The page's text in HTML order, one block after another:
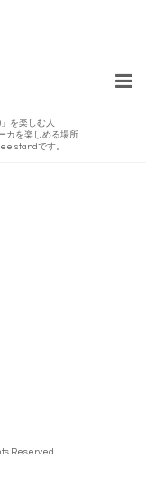
を楽しむ人
カを楽しめる場所
standです。
Reserved.